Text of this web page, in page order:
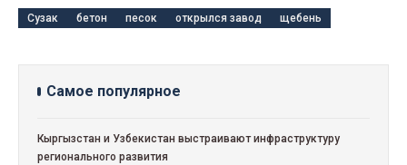
Сузак бетон песок открылся завод щебень
Самое популярное
Кыргызстан и Узбекистан выстраивают инфраструктуру
регионального развития